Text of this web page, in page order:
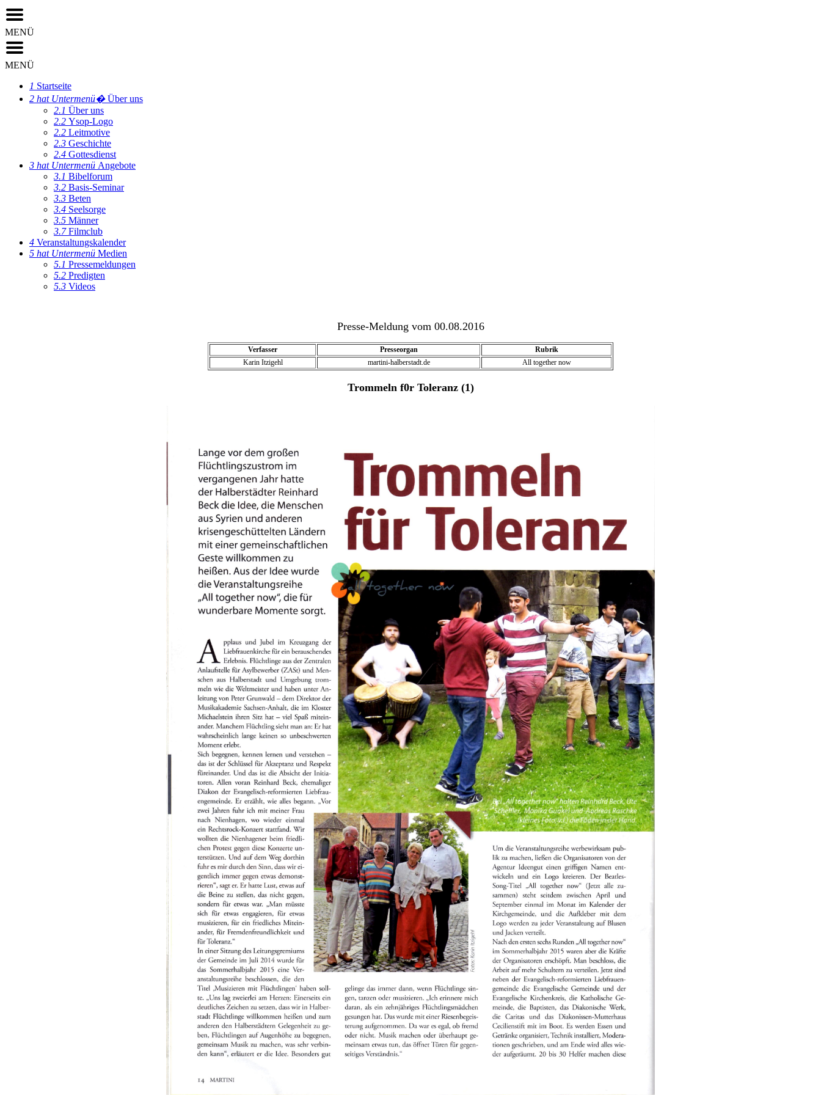
MENÜ
MENÜ
1 Startseite
2 hat Untermenü� Über uns
2.1 Über uns
2.2 Ysop-Logo
2.2 Leitmotive
2.3 Geschichte
2.4 Gottesdienst
3 hat Untermenü Angebote
3.1 Bibelforum
3.2 Basis-Seminar
3.3 Beten
3.4 Seelsorge
3.5 Männer
3.7Filmclub
4 Veranstaltungskalender
5 hat Untermenü Medien
5.1 Pressemeldungen
5.2 Predigten
5.3 Videos
Presse-Meldung vom 00.08.2016
Verfasser Presseorgan
Rubrik
Karin Itzigehl
martini-halberstadt.de All together now
Trommeln f0r Toleranz (1)